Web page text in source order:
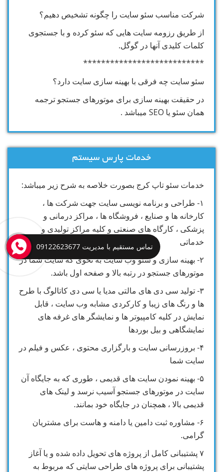
شرکت مناسب سئو سایت را چگونه تشخیص دهیم؟
از طریق رزومه سایت هایی که سئو کرده و با جستجوی
کلمات کلیدی آنها در گوگل.
***************************
سئو سایت چه فرقی با بهینه سازی سایت دارد؟
در حقیقت بهینه سازی برای موتورهای جستجو ترجمه
همان سئو یا SEO میباشد .
خدمات پارس سیستم
خدمات سئو تاپ کرج بصورت خلاصه به شرح زیر میباشد:
۱- طراحی و برنامه نویسی سایت جهت شرکت ها ،
کارخانه ها و صنایع ، فروشگاه ها ، مراکز درمانی و
پزشکی ، کارگاه های صنعتی و کلیه مراکز تولیدی و
خدماتی
۲- بهینه سازی و سئو وب سایت به نحوی که سایت شما در
موتورهای جستجو در رتبه بالا و صفحه اول باشد.
۳- تولید سی دی های مالتی مدیا یا سی دی کاتالوگ با طرح
ها و رنگ های زیبا و کارکردی مشابه وب سایت ، قابل
نمایش در کلیه کامپیوتر ها و نمایشگر های غرفه های
نمایشگاهی و بیل بوردها
۴- بروزرسانی سایت و بارگزاری محتوی ، عکس و فیلم در
سایت شما
۵- بهینه نمودن سایت های قدیمی ، طوری که به جایگاه آن
سایت در موتورهای جستجو آسیب نرسد و لینک های
قدیمی بالا ، همچنان در جایگاه خود بمانند.
۶- مشاوره ثبت دامین یا دامنه و هاست برای مشتریان
گرامی.
۷ پشتیبانی کامل از پروژه های تحویل داده شده و یا آغاز
پشتیبانی برای پروژه های طراحی سایتی که مربوط به
تماس مستقیم با مدیریت 09122623677